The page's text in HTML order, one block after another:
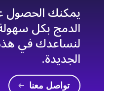
يمكنك الحصول
الدمج بكل
لنساعدك في
الجديدة.
تواصل معنا